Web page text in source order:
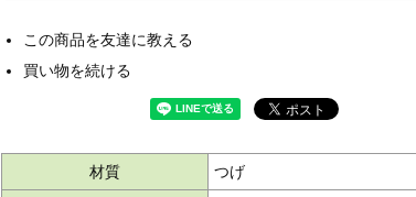
この商品を友達に教える
買い物を続ける
材質 つげ